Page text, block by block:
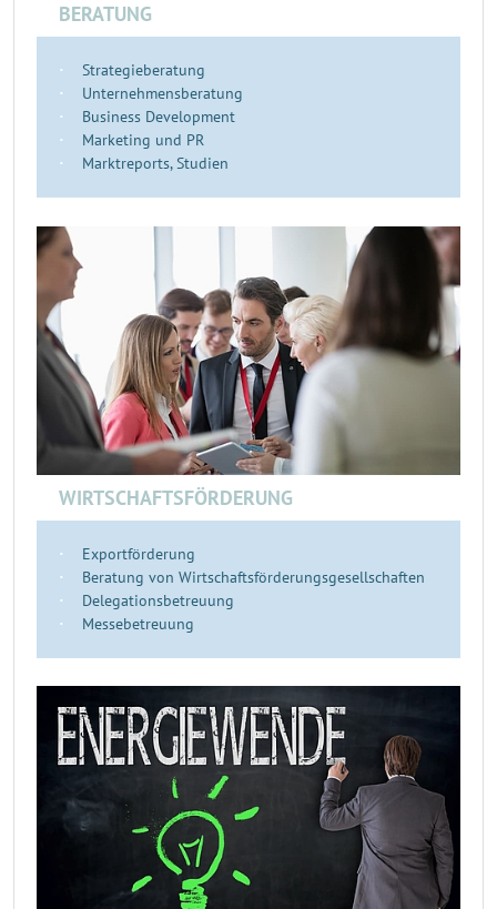
BERATUNG
Strategieberatung
Unternehmensberatung
Business Development
Marketing und PR
Marktreports, Studien
WIRTSCHAFTSFÖRDERUNG
Exportförderung
Beratung von Wirtschaftsförderungsgesellschaften
Delegationsbetreuung
Messebetreuung